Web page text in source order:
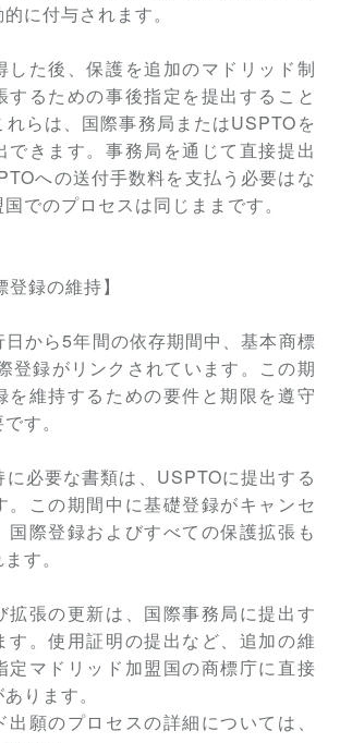
に付与されます。
した後、保護を追加のマドリッド制
するための事後指定を提出すること
らは、国際事務局またはUSPTOを
できます。事務局を通じて直接提出
への送付手数料を支払う必要はな
でのプロセスは同じままです。
録の維持】
から5年間の依存期間中、基本商標
登録がリンクされています。この期
を維持するための要件と期限を遵守
す。
必要な書類は、USPTOに提出する
。この期間中に基礎登録がキャンセ
国際登録およびすべての保護拡張も
す。
拡張の更新は、国際事務局に提出す
す。使用証明の提出など、追加の維
定マドリッド加盟国の商標庁に直接
ります。
願のプロセスの詳細については、